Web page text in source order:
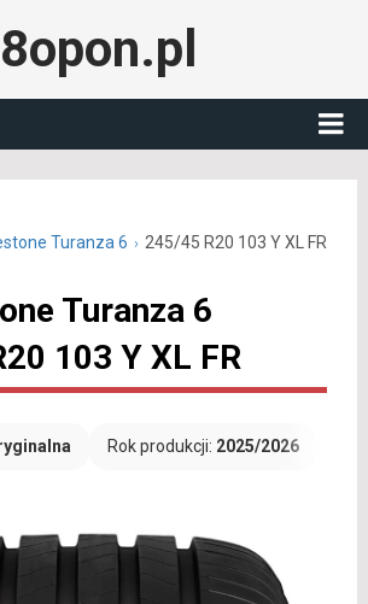
8opon.pl
Turanza 6 245/45 R20 103 Y XL FR
Turanza 6
103 Y XL FR
Rok produkcji: 2025/2026